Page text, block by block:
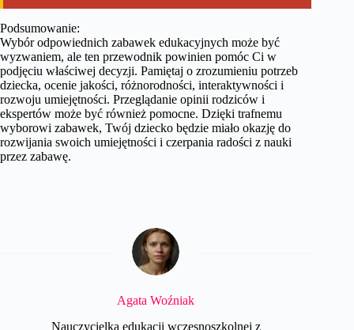
Podsumowanie:
Wybór odpowiednich zabawek edukacyjnych może być
wyzwaniem, ale ten przewodnik powinien pomóc Ci w
podjęciu właściwej decyzji. Pamiętaj o zrozumieniu potrzeb
dziecka, ocenie jakości, różnorodności, interaktywności i
rozwoju umiejętności. Przeglądanie opinii rodziców i
ekspertów może być również pomocne. Dzięki trafnemu
wyborowi zabawek, Twój dziecko będzie miało okazję do
rozwijania swoich umiejętności i czerpania radości z nauki
przez zabawę.
Agata Woźniak
Nauczycielka edukacji wczesnoszkolnej z